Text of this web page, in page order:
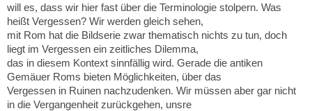
will es, dass wir hier fast über die Terminologie stolpern. Was
heißt Vergessen? Wir werden gleich sehen,
mit Rom hat die Bildserie zwar thematisch nichts zu tun, doch
liegt im Vergessen ein zeitliches Dilemma,
das in diesem Kontext sinnfällig wird. Gerade die antiken
Gemäuer Roms bieten Möglichkeiten, über das
Vergessen in Ruinen nachzudenken. Wir müssen aber gar nicht
in die Vergangenheit zurückgehen, unsre